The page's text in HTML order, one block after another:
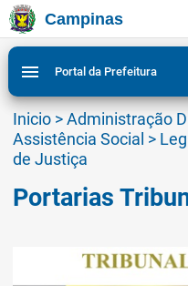
Ir para conteudo
Ir para menu do site
Ligar/Desligar
Campinas
menu Portal da Prefeitura
Inicio>Administração
Assistência Social >
de Justiça
Portarias